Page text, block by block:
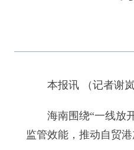
本报讯 （记者谢岚
海南围绕“一线放开
监管效能，推动自贸